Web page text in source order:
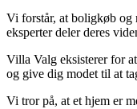
Vi forstår, at boligkøb og
eksperter deler deres
Villa Valg eksisterer for
og give dig modet til at
Vi tror på, at et hjem er